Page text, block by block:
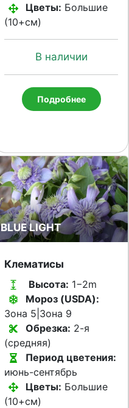
Цветы: Большие
(10+см)
В наличии
Подробнее
BLUE LIGHT
Клематисы
Высота: 1−2m
Мороз (USDA):
Зона 5|Зона 9
Обрезка: 2-я
(средняя)
Период цветения:
июнь-сентябрь
Цветы: Большие
(10+см)